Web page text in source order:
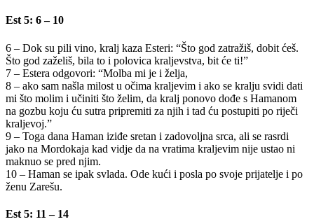
Est 5: 6 – 10
6 – Dok su pili vino, kralj kaza Esteri: “Što god zatražiš, dobit ćeš.
Što god zaželiš, bila to i polovica kraljevstva, bit će ti!”
7 – Estera odgovori: “Molba mi je i želja,
8 – ako sam našla milost u očima kraljevim i ako se kralju svidi dati
mi što molim i učiniti što želim, da kralj ponovo dođe s Hamanom
na gozbu koju ću sutra pripremiti za njih i tad ću postupiti po riječi
kraljevoj.”
9 – Toga dana Haman iziđe sretan i zadovoljna srca, ali se rasrdi
jako na Mordokaja kad vidje da na vratima kraljevim nije ustao ni
maknuo se pred njim.
10 – Haman se ipak svlada. Ode kući i posla po svoje prijatelje i po
ženu Zarešu.
Est 5: 11 – 14